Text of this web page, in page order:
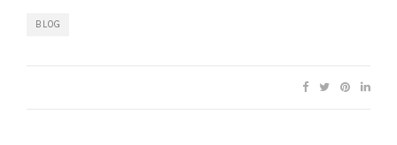
BLOG